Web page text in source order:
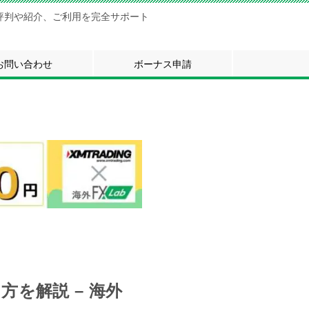
判や紹介、ご利用を完全サポート
問い合わせ ボーナス申請
を解説 – 海外